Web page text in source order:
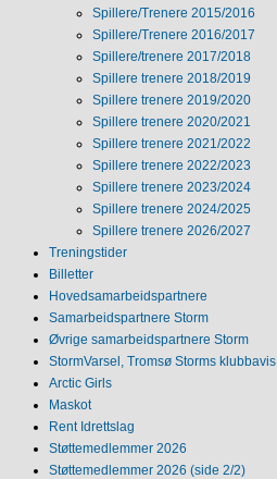
Spillere/Trenere 2015/2016
Spillere/Trenere 2016/2017
Spillere/trenere 2017/2018
Spillere trenere 2018/2019
Spillere trenere 2019/2020
Spillere trenere 2020/2021
Spillere trenere 2021/2022
Spillere trenere 2022/2023
Spillere trenere 2023/2024
Spillere trenere 2024/2025
Spillere trenere 2026/2027
Treningstider
Billetter
Hovedsamarbeidspartnere
Samarbeidspartnere Storm
Øvrige samarbeidspartnere Storm
StormVarsel, Tromsø Storms klubbavis
Arctic Girls
Maskot
Rent Idrettslag
Støttemedlemmer 2026
Støttemedlemmer 2026 (side 2/2)